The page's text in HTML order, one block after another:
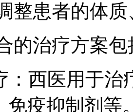
整患者的体
的治疗方案
：西医用于
免疫抑制剂等